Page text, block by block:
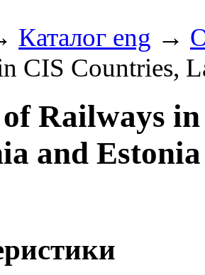
Каталог eng →
CIS Countries,
Railways
and Estonia